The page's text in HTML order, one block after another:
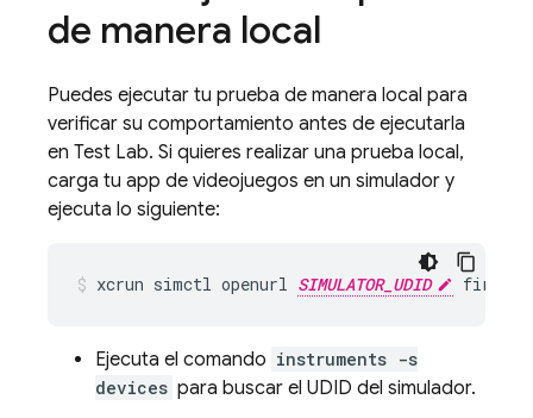
de manera local
Puedes ejecutar tu prueba de manera local para
verificar su comportamiento antes de ejecutarla
en Test Lab. Si quieres realizar una prueba local,
carga tu app de videojuegos en un simulador y
ejecuta lo siguiente:
xcrun simctl openurl SIMULATOR_UDID
Ejecuta el comando instruments -s
devices para buscar el UDID del simulador.